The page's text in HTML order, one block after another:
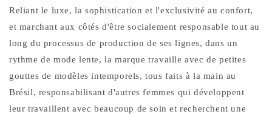
Reliant le luxe, la sophistication et l'exclusivité au confort,
et marchant aux côtés d'être socialement responsable tout au
long du processus de production de ses lignes, dans un
rythme de mode lente, la marque travaille avec de petites
gouttes de modèles intemporels, tous faits à la main au
Brésil, responsabilisant d'autres femmes qui développent
leur travaillent avec beaucoup de soin et recherchent une